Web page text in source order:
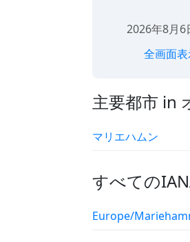
2026年8月6
全画面
主要都市 in
マリエハムン
すべての
Europe/